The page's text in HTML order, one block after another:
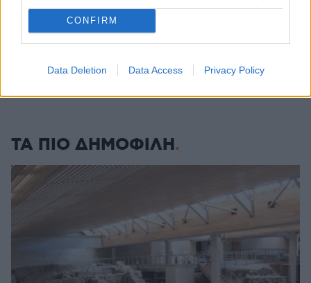
CONFIRM
Data Deletion Data Access Privacy Policy
Γλυκά της Τήνου που κρατούν ζωντανή την παράδοσή
της
πριν μία ώρα
ΤΑ ΠΙΟ ΔΗΜΟΦΙΛΗ